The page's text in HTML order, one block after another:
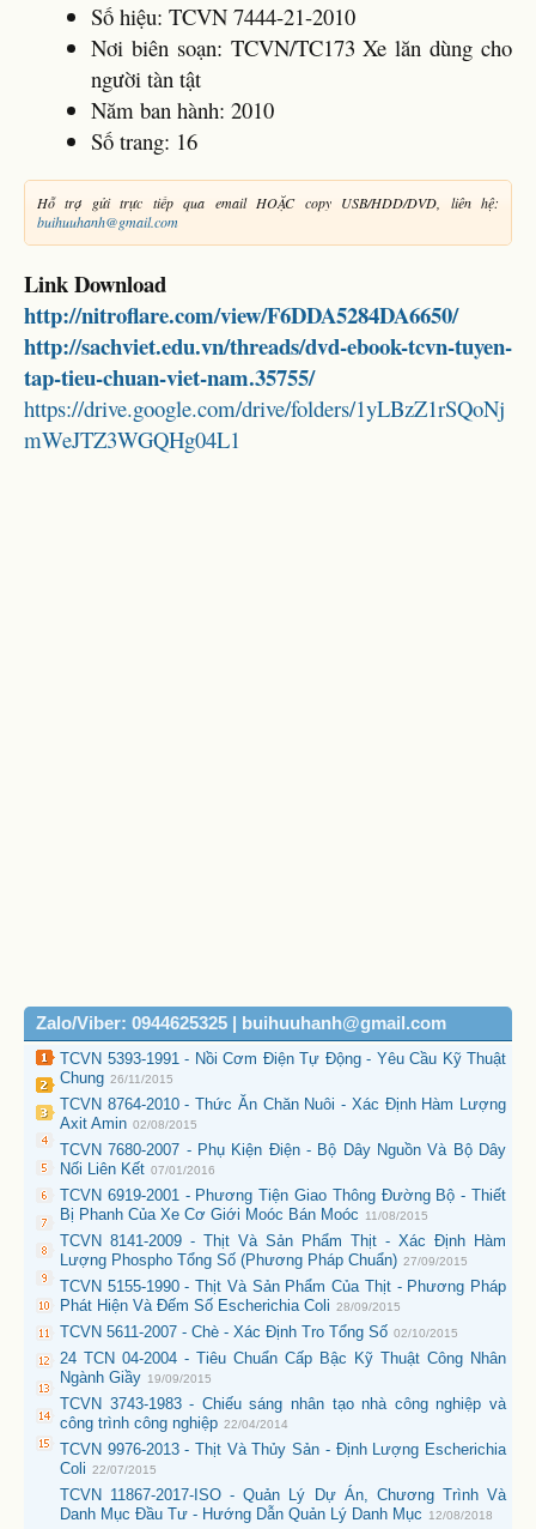
Số hiệu: TCVN 7444-21-2010
Nơi biên soạn: TCVN/TC173 Xe lăn dùng cho
người tàn tật
Năm ban hành: 2010
Số trang: 16
Hỗ trợ gửi trực tiếp qua email HOẶC copy USB/HDD/DVD, liên hệ:
buihuuhanh@gmail.com
Link Download
http://nitroflare.com/view/F6DDA5284DA6650/
http://sachviet.edu.vn/threads/dvd-ebook-tcvn-tuyen-
tap-tieu-chuan-viet-nam.35755/
https://drive.google.com/drive/folders/1yLBzZ1rSQoNj
mWeJTZ3WGQHg04L1
Zalo/Viber: 0944625325 | buihuuhanh@gmail.com
TCVN 5393-1991 - Nồi Cơm Điện Tự Động - Yêu Cầu Kỹ Thuật
Chung 26/11/2015
TCVN 8764-2010 - Thức Ăn Chăn Nuôi - Xác Định Hàm Lượng
Axit Amin 02/08/2015
TCVN 7680-2007 - Phụ Kiện Điện - Bộ Dây Nguồn Và Bộ Dây
Nối Liên Kết 07/01/2016
TCVN 6919-2001 - Phương Tiện Giao Thông Đường Bộ - Thiết
Bị Phanh Của Xe Cơ Giới Moóc Bán Moóc
11/08/2015
TCVN 8141-2009 - Thịt Và Sản Phẩm Thịt - Xác Định Hàm
Lượng Phospho Tổng Số (Phương Pháp Chuẩn) 27/09/2015
TCVN 5155-1990 - Thịt Và Sản Phẩm Của Thịt - Phương Pháp
Phát Hiện Và Đếm Số Escherichia Coli 28/09/2015
TCVN 5611-2007 - Chè - Xác Định Tro Tổng Số 02/10/2015
24 TCN 04-2004 - Tiêu Chuẩn Cấp Bậc Kỹ Thuật Công Nhân
Ngành Giầy 19/09/2015
TCVN 3743-1983 - Chiếu sáng nhân tạo nhà công nghiệp và
công trình công nghiệp 22/04/2014
TCVN 9976-2013 - Thịt Và Thủy Sản - Định Lượng Escherichia
Coli 22/07/2015
TCVN 11867-2017-ISO - Quản Lý Dự Án, Chương Trình Và
Danh Mục Đầu Tư - Hướng Dẫn Quản Lý Danh Mục
12/08/2018